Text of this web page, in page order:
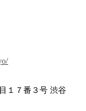
１７番３号 渋谷